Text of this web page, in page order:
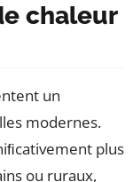
chaleur
un
modernes.
plus
ou ruraux,